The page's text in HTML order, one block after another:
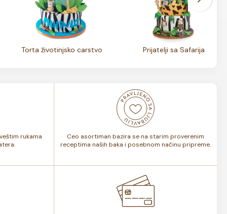
Torta životinjsko carstvo Prijatelji sa Safarija
rukama
Ceo asortiman bazira se na starim proverenim
receptima naših baka i posebnom načinu pripreme.